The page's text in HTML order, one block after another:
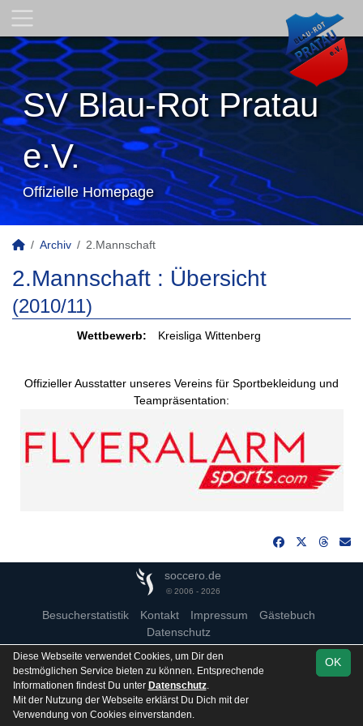
SV Blau-Rot Pratau
e.V.
Offizielle Homepage
Archiv 2.Mannschaft
Team
2.Mannschaft : Übersicht
(2010/11)
Wettbewerb: Kreisliga Wittenberg
Offizieller Ausstatter unseres Vereins für Sportbekleidung und
Teampräsentation:
soccero.de
© 2006 - 2026
Besucherstatistik Kontakt Impressum
Gästebuch
Datenschutz
OK
Diese Webseite verwendet Cookies, um Dir den
bestmöglichen Service bieten zu können. Entsprechende
Informationen findest Du unter Datenschutz.
Mit der Nutzung der Webseite erklärst Du Dich mit der
Verwendung von Cookies einverstanden.